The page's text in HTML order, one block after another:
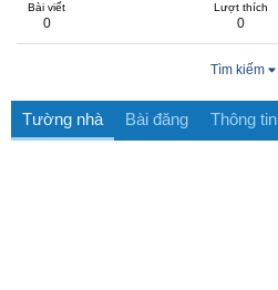
Bài viết
0
Lượt thích
0
Tìm kiếm
Tường nhà Bài đăng Thông tin